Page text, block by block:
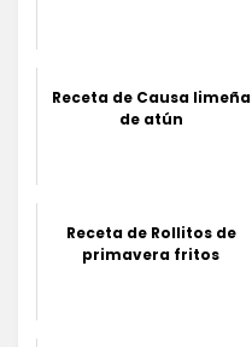
Receta de Causa limeña
de atún
Receta de Rollitos de
primavera fritos